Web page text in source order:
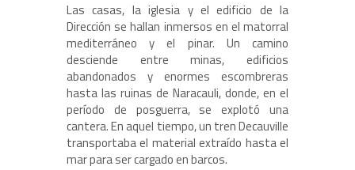
Las casas, la iglesia y el edificio de la
Dirección se hallan inmersos en el matorral
mediterráneo y el pinar. Un camino
desciende entre minas, edificios
abandonados y enormes escombreras
hasta las ruinas de Naracauli, donde, en el
período de posguerra, se explotó una
cantera. En aquel tiempo, un tren Decauville
transportaba el material extraído hasta el
mar para ser cargado en barcos.